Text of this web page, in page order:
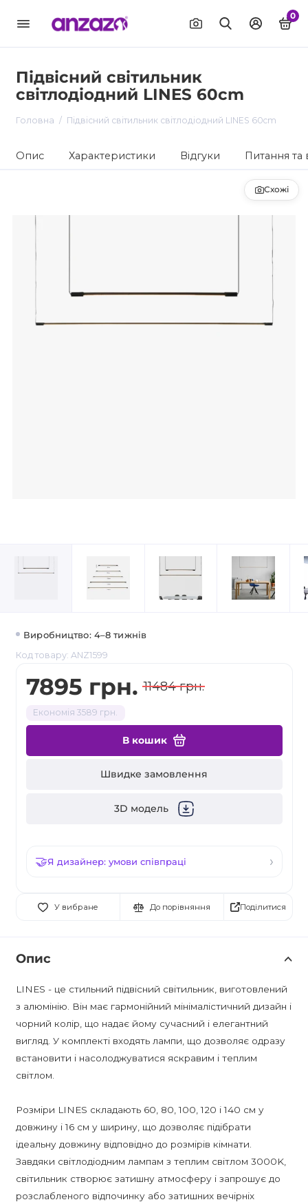
0
Підвісний світильник
світлодіодний LINES 60cm
Головна Підвісний світильник світлодіодний LINES 60cm
Опис Характеристики Відгуки Питання та
Схожі
Виробництво: 4–8 тижнів
Код товару: ANZ1599
7895 грн. 11484 грн.
Економія 3589 грн.
В кошик
Швидке замовлення
3D модель
Я дизайнер: умови співпраці
У вибране До порівняння Поділитися
Опис
LINES - це стильний підвісний світильник, виготовлений
з алюмінію. Він має гармонійний мінімалістичний дизайн і
чорний колір, що надає йому сучасний і елегантний
вигляд. У комплекті входять лампи, що дозволяє одразу
встановити і насолоджуватися яскравим і теплим
світлом.
Розміри LINES складають 60, 80, 100, 120 і 140 см у
довжину і 16 см у ширину, що дозволяє підібрати
ідеальну довжину відповідно до розмірів кімнати.
Завдяки світлодіодним лампам з теплим світлом 3000K,
світильник створює затишну атмосферу і запрошує до
розслабленого відпочинку або затишних вечірніх